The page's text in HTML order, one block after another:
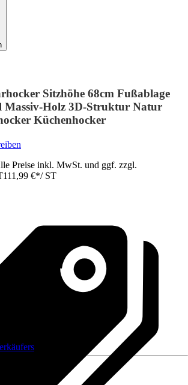
Sitzhöhe 68cm Fußablage
Holz 3D-Struktur Natur
Küchenhocker
Preise inkl. MwSt. und ggf. zzgl.
111,99 €*/ ST